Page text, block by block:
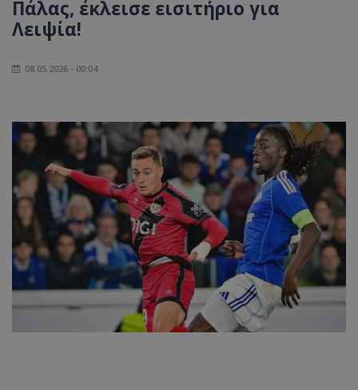
Πάλας, έκλεισε εισιτήριο για
Λειψία!
08.05.2026 - 00:04